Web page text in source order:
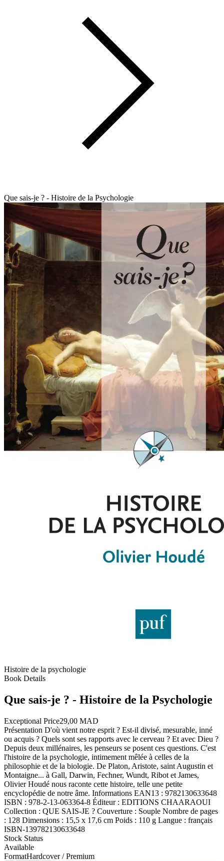
Que sais-je ? - Histoire de la Psychologie
Histoire de la psychologie
Book Details
Que sais-je ? - Histoire de la Psychologie
Exceptional Price29,00 MAD
Présentation D'où vient notre esprit ? Est-il divisé, mesurable, inné
ou acquis ? Quels sont ses rapports avec le cerveau ? Et avec Dieu ?
Depuis deux millénaires, les penseurs se posent ces questions. C'est
l'histoire de la psychologie, intimement mêlée à celles de la
philosophie et de la biologie. De Platon, Aristote, saint Augustin et
Montaigne... à Gall, Darwin, Fechner, Wundt, Ribot et James,
Olivier Houdé nous raconte cette histoire, telle une petite
encyclopédie de notre âme. Informations EAN13 : 9782130633648
ISBN : 978-2-13-063364-8 Éditeur : EDITIONS CHAARAOUI
Collection : QUE SAIS-JE ? Couverture : Souple Nombre de pages
: 128 Dimensions : 15,5 x 17,6 cm Poids : 110 g Langue : français
ISBN-139782130633648
Stock Status
Available
FormatHardcover / Premium